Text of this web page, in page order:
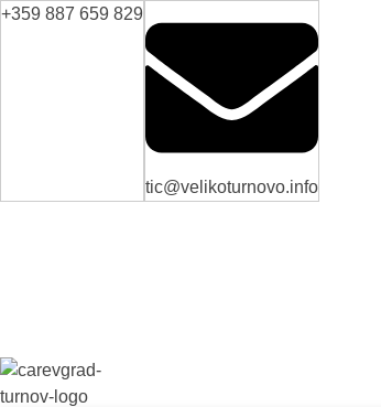
+359 887 659 829
tic@velikoturnovo.info